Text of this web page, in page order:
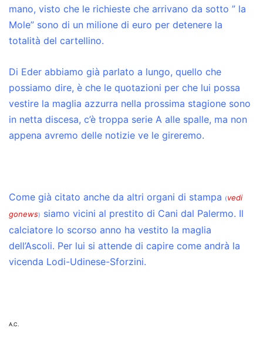
mano, visto che le richieste che arrivano da sotto ” la
Mole” sono di un milione di euro per detenere la
totalità del cartellino.
Di Eder abbiamo già parlato a lungo, quello che
possiamo dire, è che le quotazioni per che lui possa
vestire la maglia azzurra nella prossima stagione sono
in netta discesa, c’è troppa serie A alle spalle, ma non
appena avremo delle notizie ve le gireremo.
Come già citato anche da altri organi di stampa (vedi
gonews) siamo vicini al prestito di Cani dal Palermo. Il
calciatore lo scorso anno ha vestito la maglia
dell’Ascoli. Per lui si attende di capire come andrà la
vicenda Lodi-Udinese-Sforzini.
A.C.